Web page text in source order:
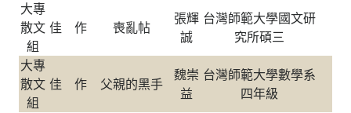
大專
散文
組
佳 作 喪亂帖
張輝
誠
台灣師範大學國文研
究所碩三
大專
散文
組
佳 作 父親的黑手
魏崇
益
台灣師範大學數學系
四年級